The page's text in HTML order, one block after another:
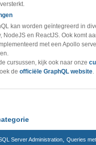
kan worden geïntegreerd in
en ReactJS. Ook komt
met een Apollo
cursussen, kijk ook naar onze
deofficiële GraphQL website.
Server Administration ,Queries